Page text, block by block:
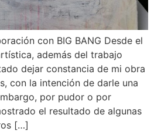
con BIG BANG Desde el
además del trabajo
dejar constancia de mi obra
con la intención de darle una
por pudor o por
el resultado de algunas
[…]